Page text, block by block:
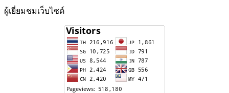
ผู้เยี่ยมชมเว็บไซต์